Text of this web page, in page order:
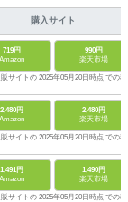
購入サイト
719円
Amazon
990円
楽天市場
サイトの 2025年05月20日時点 での税
2,480円
Amazon
2,480円
楽天市場
サイトの 2025年05月20日時点 での税
1,491円
Amazon
1,490円
楽天市場
サイトの 2025年05月20日時点 での税